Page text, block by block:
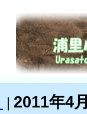
2011年4